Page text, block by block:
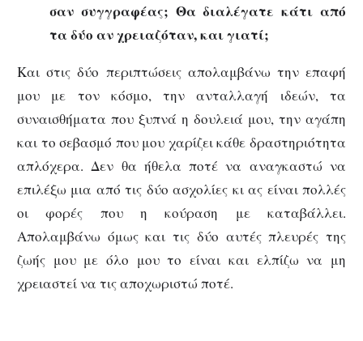
σαν συγγραφέας; Θα διαλέγατε κάτι από
τα δύο αν χρειαζόταν, και γιατί;
Και στις δύο περιπτώσεις απολαμβάνω την επαφή
μου με τον κόσμο, την ανταλλαγή ιδεών, τα
συναισθήματα που ξυπνά η δουλειά μου, την αγάπη
και το σεβασμό που μου χαρίζει κάθε δραστηριότητα
απλόχερα. Δεν θα ήθελα ποτέ να αναγκαστώ να
επιλέξω μια από τις δύο ασχολίες κι ας είναι πολλές
οι φορές που η κούραση με καταβάλλει.
Απολαμβάνω όμως και τις δύο αυτές πλευρές της
ζωής μου με όλο μου το είναι και ελπίζω να μη
χρειαστεί να τις αποχωριστώ ποτέ.